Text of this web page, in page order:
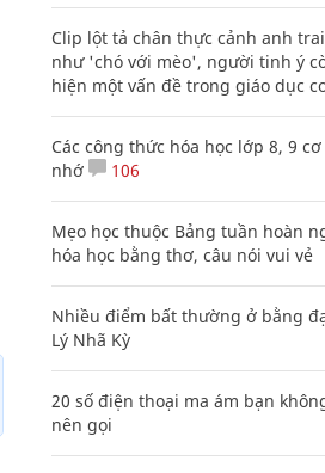
Clip lột tả chân thực cảnh anh
như 'chó với mèo', người tinh ý
hiện một vấn đề trong giáo dục
Các công thức hóa học lớp 8, 9
nhớ
106
Mẹo học thuộc Bảng tuần hoàn
hóa học bằng thơ, câu nói vui vẻ
Nhiều điểm bất thường ở bằng
Lý Nhã Kỳ
20 số điện thoại ma ám bạn
nên gọi